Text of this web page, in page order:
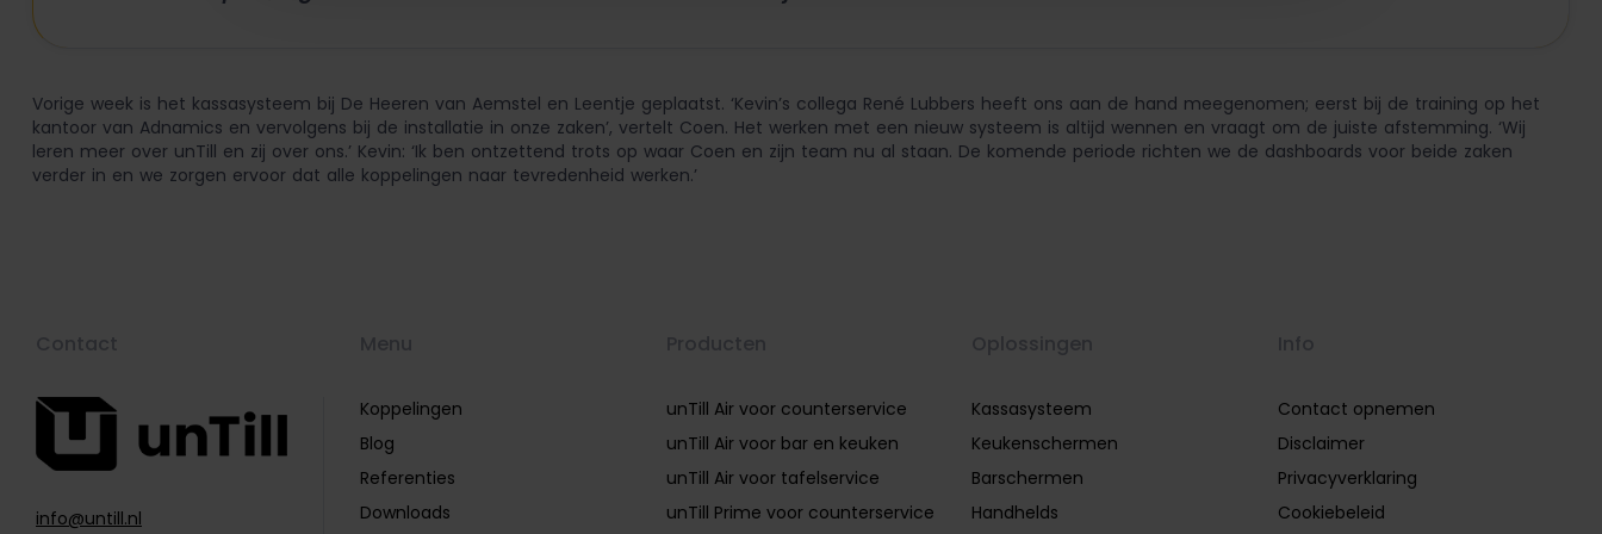
Vorige week is het kassasysteem bij De Heeren van Aemstel en Leentje geplaatst. ‘Kevin’s collega René Lubbers heeft ons aan de hand meegenomen; eerst bij de training op het
kantoor van Adnamics en vervolgens bij de installatie in onze zaken’, vertelt Coen. Het werken met een nieuw systeem is altijd wennen en vraagt om de juiste afstemming. ‘Wij
leren meer over unTill en zij over ons.’ Kevin: ‘Ik ben ontzettend trots op waar Coen en zijn team nu al staan. De komende periode richten we de dashboards voor beide zaken
verder in en we zorgen ervoor dat alle koppelingen naar tevredenheid werken.’
info@untill.nl
Koppelingen
Blog
Referenties
Downloads
unTill Air voor counterservice
unTill Air voor bar en keuken
unTill Air voor tafelservice
unTill Prime voor counterservice
Kassasysteem
Keukenschermen
Barschermen
Handhelds
Contact opnemen
Disclaimer
Privacyverklaring
Cookiebeleid